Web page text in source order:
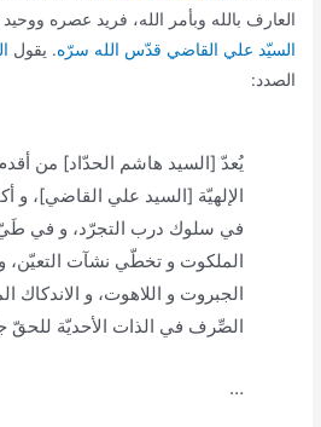
العارف بالله وبأمر الله، فريد عصره
السیّد علي القاضي قدّس الله سرّه. يقول
الصدد:
يُعدّ [السيد هاشم الحدّاد] من أقدم
الإلهيّة [السيد علي القاضي]، و
في سلوك درب التجرّد، و في طَيّ
الملكوت و تخطّي نشآت التعيّن،
الجبروت و اللاهوت، و الاندكاك
الصِّرف في الذات الأحديّة للحقّ
…